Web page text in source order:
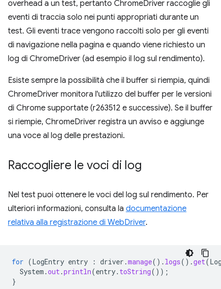
overhead a un test, pertanto ChromeDriver raccoglie gli
eventi di traccia solo nei punti appropriati durante un
test. Gli eventi trace vengono raccolti solo per gli eventi
di navigazione nella pagina e quando viene richiesto un
log di ChromeDriver (ad esempio il log sul rendimento).
Esiste sempre la possibilità che il buffer si riempia, quindi
ChromeDriver monitora l'utilizzo del buffer per le versioni
di Chrome supportate (r263512 e successive). Se il buffer
si riempie, ChromeDriver registra un avviso e aggiunge
una voce al log delle prestazioni.
Raccogliere le voci di log
Nel test puoi ottenere le voci del log sul rendimento. Per
ulteriori informazioni, consulta la documentazione
relativa alla registrazione di WebDriver.
for (LogEntry entry : driver .manage(). logs().get(
System .out.println(entry. toString());
}